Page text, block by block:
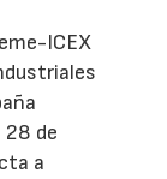
ICEX
28 de
a